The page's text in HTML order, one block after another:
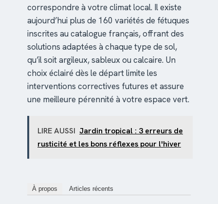
correspondre à votre climat local. Il existe
aujourd’hui plus de 160 variétés de fétuques
inscrites au catalogue français, offrant des
solutions adaptées à chaque type de sol,
qu’il soit argileux, sableux ou calcaire. Un
choix éclairé dès le départ limite les
interventions correctives futures et assure
une meilleure pérennité à votre espace vert.
LIRE AUSSI Jardin tropical : 3 erreurs de
rusticité et les bons réflexes pour l'hiver
À propos Articles récents